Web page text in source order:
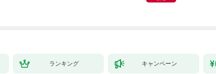
ランキング キャンペーン